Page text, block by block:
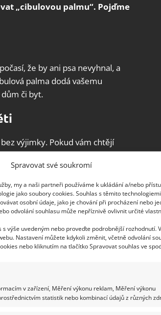
Spravovat své soukromí
my a naši partneři používáme k ukládání a/nebo
jako soubory cookies. Souhlas s těmito
osobní údaje, jako je chování při procházení nebo
odvolání souhlasu může nepříznivě ovlivnit určité
výše uvedeným nebo proveďte podrobnější rozhodnutí.
Nastavení můžete kdykoli změnit, včetně odvolání
nebo kliknutím na tlačítko Spravovat souhlas ve
v zařízení, Měření výkonu reklam, Měření výkonu
statistik nebo kombinací údajů z různých
„cibulovou palmu“. Pojďme
že by ani psa nevyhnal, a
palma dodá vašemu
či byt.
výjimky. Pokud vám chtějí
sledovat, jak se z malinké
část tak, aby měl zbytek na
do kruhu a otvory by měly
otvory. Teď je začnete
Až to dokončíte, láhev je hotová